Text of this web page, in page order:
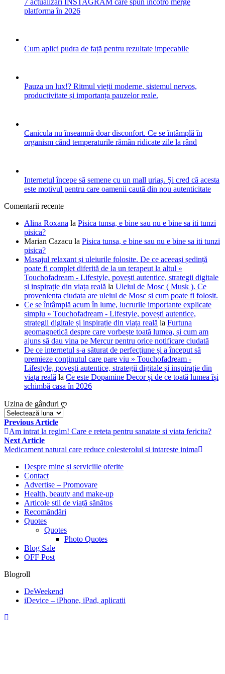
7 actualizări INSTAGRAM care spun încotro merge
platforma în 2026
Cum aplici pudra de față pentru rezultate impecabile
Pauza un lux!? Ritmul vieții moderne, sistemul nervos,
productivitate și importanța pauzelor reale.
Canicula nu înseamnă doar disconfort. Ce se întâmplă în
organism când temperaturile rămân ridicate zile la rând
Internetul începe să semene cu un mall uriaș. Și cred că acesta
este motivul pentru care oamenii caută din nou autenticitate
Comentarii recente
Alina Roxana la Pisica tunsa, e bine sau nu e bine sa iti tunzi
pisica?
Marian Cazacu la Pisica tunsa, e bine sau nu e bine sa iti tunzi
pisica?
Masajul relaxant și uleiurile folosite. De ce aceeași ședință
poate fi complet diferită de la un terapeut la altul »
Touchofadream - Lifestyle, povești autentice, strategii digitale
și inspirație din viața reală la Uleiul de Mosc ( Musk ). Ce
provenienta ciudata are uleiul de Mosc si cum poate fi folosit.
Ce se întâmplă acum în lume, lucrurile importante explicate
simplu » Touchofadream - Lifestyle, povești autentice,
strategii digitale și inspirație din viața reală la Furtuna
geomagnetică despre care vorbește toată lumea, și cum am
ajuns să dau vina pe Mercur pentru orice notificare ciudată
De ce internetul s-a săturat de perfecțiune și a început să
premieze conținutul care pare viu » Touchofadream -
Lifestyle, povești autentice, strategii digitale și inspirație din
viața reală la Ce este Dopamine Decor și de ce toată lumea își
schimbă casa în 2026
Uzina de gânduri ღ
Uzina
de
gânduri
ღ
Navigare
în
articole
Previous Article
Am intrat la regim! Care e reteta pentru sanatate si viata fericita?
Next Article
Medicament natural care reduce colesterolul si intareste inima
Despre mine și serviciile oferite
Contact
Advertise – Promovare
Health, beauty and make-up
Articole stil de viață sănătos
Recomăndări
Quotes
Quotes
Photo Quotes
Blog Sale
OFF Post
Blogroll
DeWeekend
iDevice – iPhone, iPad, aplicatii